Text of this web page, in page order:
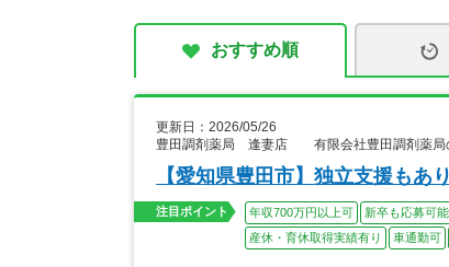
おすすめ順
更新日：2026/05/26
豊田調剤薬局 逢妻店 有限会社豊田調剤薬局
【愛知県豊田市】独立支援もあ
注目ポイント 年収700万円以上可 新卒も応募可能
産休・育休取得実績有り
車通勤可